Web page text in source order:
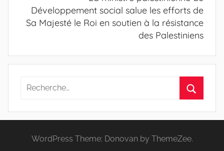
Développement social salue les efforts de
Sa Majesté le Roi en soutien à la résistance
des Palestiniens
Recherche
:
WordPress Theme: Donovan by ThemeZee.